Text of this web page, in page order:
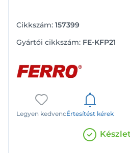
Cikkszám: 157399
Gyártói cikkszám: FE-KFP21
Legyen kedvencÉrtesítést kérek